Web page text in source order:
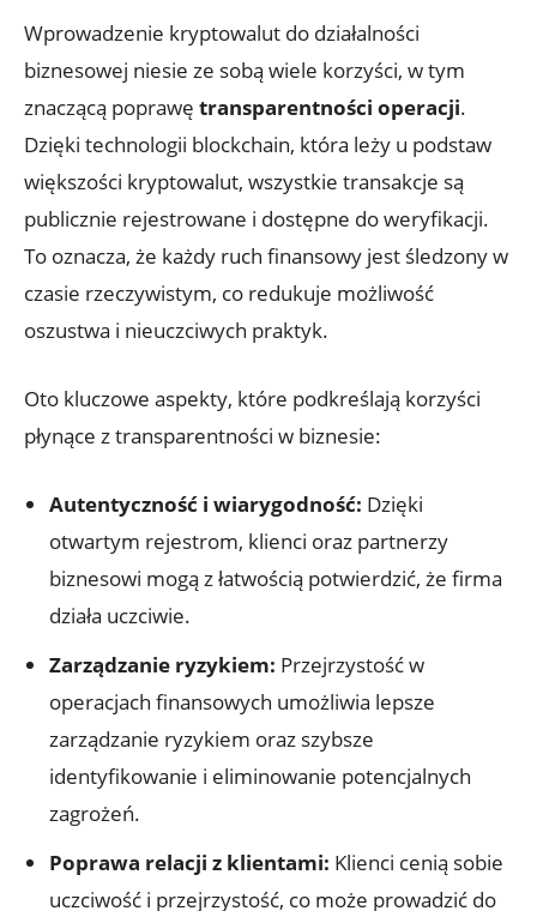
Wprowadzenie kryptowalut do​ działalności‍
biznesowej niesie‌ ze⁤ sobą⁣ wiele korzyści, w tym
znaczącą poprawę transparentności⁤ operacji.
Dzięki‌ technologii blockchain, ‍która leży ⁢u podstaw
większości kryptowalut, wszystkie transakcje są
publicznie rejestrowane i dostępne‍ do weryfikacji.
⁤To oznacza, że każdy ruch finansowy ‌jest śledzony⁢ w ​
czasie⁢ rzeczywistym, co‌ redukuje możliwość
oszustwa i ⁣nieuczciwych praktyk.
Oto kluczowe aspekty, które podkreślają korzyści
płynące​ z⁤ transparentności w biznesie:
Autentyczność i wiarygodność: Dzięki
otwartym rejestrom, klienci oraz partnerzy
biznesowi mogą z łatwością potwierdzić, że firma
działa‌ uczciwie.
Zarządzanie ryzykiem: Przejrzystość ⁣w
⁤operacjach finansowych⁤ umożliwia ‌lepsze
zarządzanie ryzykiem oraz szybsze
identyfikowanie i eliminowanie potencjalnych
zagrożeń.
Poprawa relacji ‌z klientami: Klienci cenią sobie
uczciwość i‌ przejrzystość, co może prowadzić do